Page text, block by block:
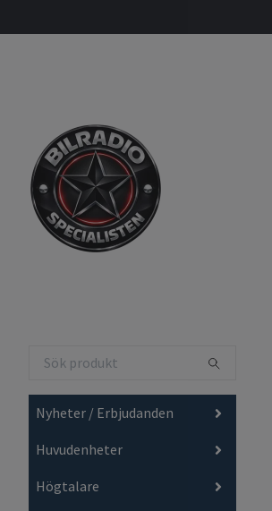
Nyheter / Erbjudanden
Huvudenheter
Högtalare